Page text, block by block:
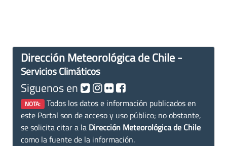
Dirección Meteorológica de Chile -
Servicios Climáticos
Siguenos en
NOTA: Todos los datos e información publicados en
este Portal son de acceso y uso público; no obstante,
se solicita citar a la Dirección Meteorológica de Chile
como la fuente de la información.